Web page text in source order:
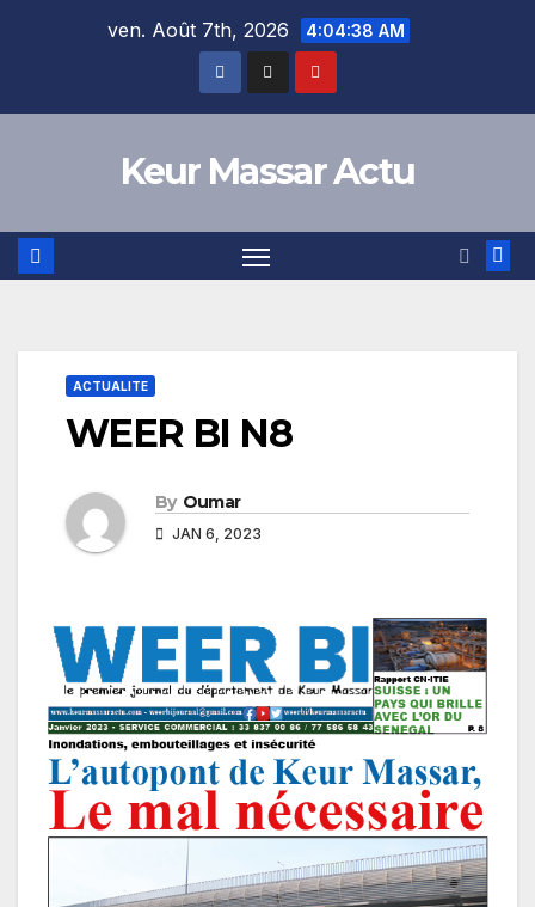
ven. Août 7th, 2026 4:04:39 AM
Keur Massar Actu
ACTUALITE
WEER BI N8
By Oumar
JAN 6, 2023